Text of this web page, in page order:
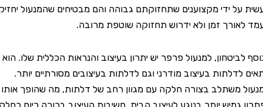
ידי מקצוענים שתחזוקתם גבוהה והם מבטיחים שהמנעול יחזיק
זמן ולא ידרוש תחזוקה שוטפת מרובה.
למנעול פרפר יש יתרון בעיצוב והנראות הכללית שלו. הוא
בעיצוב מודרני וגם לדלתות בעיצובים מסורתיים יותר.
משתלב בצורה חלקה עם מגוון רחב של דלתות, מה שהופך אותו
יותר בנוגע לעיצוב הבית. חשיבות העיצוב ברורה כיום כחלק